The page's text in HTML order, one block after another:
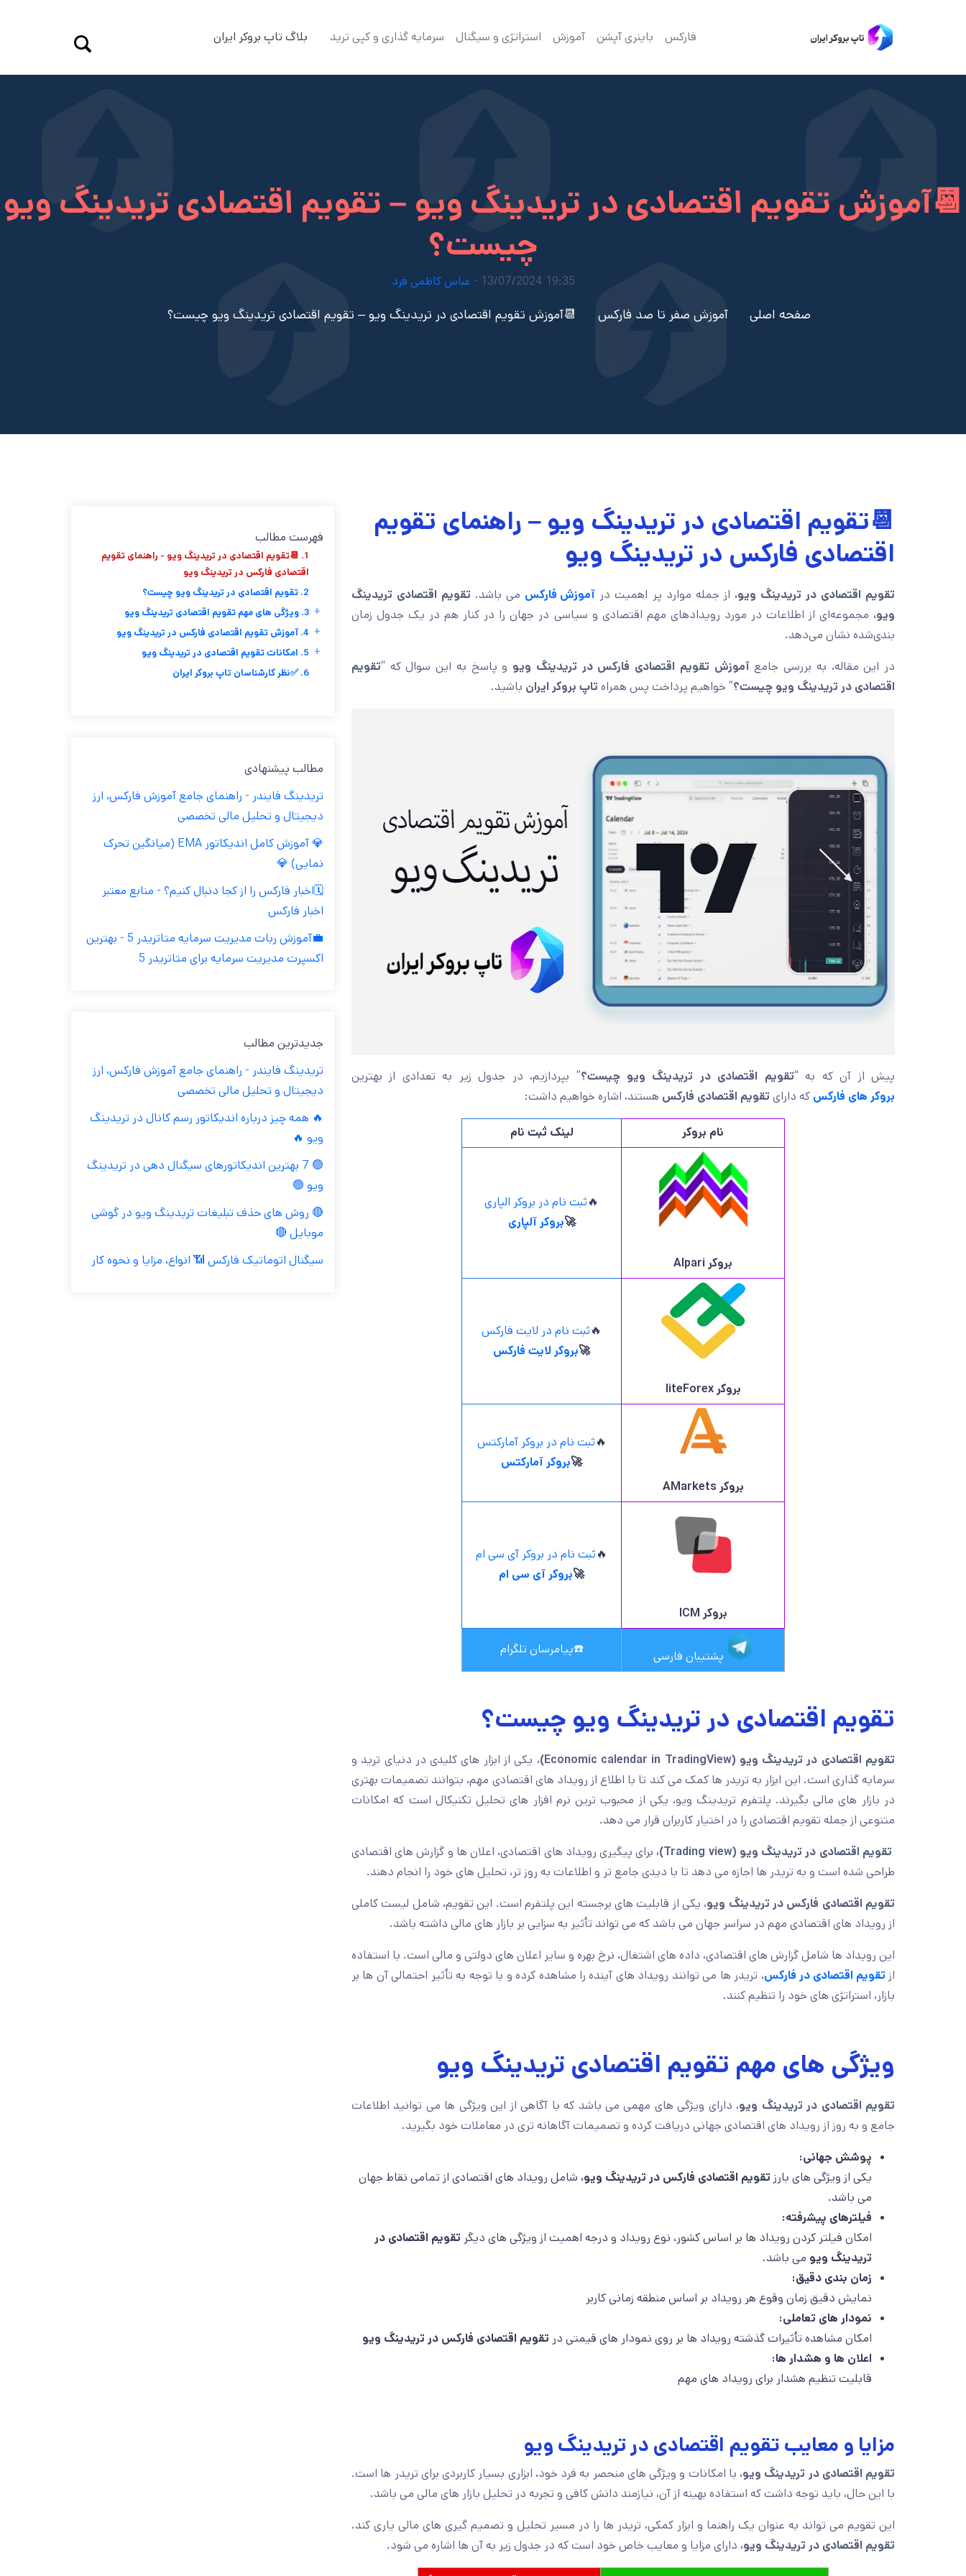
فارکس باینری آپشن آموزش استراتژی و سیگنال سرمایه گذاری و کپی ترید بلاگ تاپ بروکر ایران
📆آموزش تقویم اقتصادی در تریدینگ ویو – تقویم اقتصادی تریدینگ ویو
چیست؟
19:35 13/07/2024 - عباس کاظمی فرد
صفحه اصلی آموزش صفر تا صد فارکس 📆آموزش تقویم اقتصادی در تریدینگ ویو – تقویم اقتصادی تریدینگ ویو چیست؟
📆تقویم اقتصادی در تریدینگ ویو – راهنمای تقویم
اقتصادی فارکس در تریدینگ ویو
تقویم اقتصادی در تریدینگ ویو، از جمله موارد پر اهمیت در آموزش فارکس می باشد. تقویم اقتصادی تریدینگ
ویو، مجموعه‌‌ای از اطلاعات در مورد رویدادهای مهم اقتصادی و سیاسی در جهان را در کنار هم در یک جدول زمان
بندی‌شده نشان می‌دهد.
در این مقاله، به بررسی جامعآموزش تقویم اقتصادی فارکس در تریدینگ ویو و پاسخ به این سوال که “تقویم
اقتصادی در تریدینگ ویو چیست؟” خواهیم پرداخت پس همراه تاپ بروکر ایران باشید.
پیش از آن که به “تقویم اقتصادی در تریدینگ ویو چیست؟” بپردازیم، در جدول زیر به تعدادی از بهترین
بروکر های فارکس که دارای تقویم اقتصادی فارکس هستند، اشاره خواهیم داشت:
نام بروکر لینک ثبت نام
بروکر Alpari
🔥ثبت نام در بروکر الپاری
🚀بروکر آلپاری
بروکرliteForex
🔥ثبت نام در لایت فارکس
🚀بروکر لایت فارکس
بروکر AMarkets
🔥ثبت نام در بروکر آمارکتس
🚀بروکر آمارکتس
بروکر ICM
🔥ثبت نام در بروکر آی سی ام
🚀بروکر آی سی ام
پشتیبان فارسی ☎️پیامرسان تلگرام
تقویم اقتصادی در تریدینگ ویو چیست؟
تقویم اقتصادی در تریدینگ ویو (Economic calendar in TradingView)
، یکی از ابزار های کلیدی در دنیای ترید و
سرمایه گذاری است. این ابزار به تریدر ها کمک می کند تا با اطلاع از رویداد های اقتصادی مهم، بتوانند تصمیمات بهتری
در بازار های مالی بگیرند. پلتفرم تریدینگ ویو، یکی از محبوب ترین نرم افزار های تحلیل تکنیکال است که امکانات
متنوعی از جمله تقویم اقتصادی را در اختیار کاربران قرار می دهد.
تقویم اقتصادی در تریدینگ ویو (Trading view) ، برای پیگیری رویداد های اقتصادی، اعلان ها و گزارش های اقتصادی
طراحی شده است و به تریدر ها اجازه می دهد تا با دیدی جامع تر و اطلاعات به روز تر، تحلیل های خود را انجام دهند.
تقویم اقتصادی فارکس در تریدینگ ویو، یکی از قابلیت های برجسته این پلتفرم است. این تقویم، شامل لیست کاملی
از رویداد های اقتصادی مهم در سراسر جهان می باشد که می تواند تأثیر به سزایی بر بازار های مالی داشته باشد.
این رویداد ها شامل گزارش های اقتصادی، داده های اشتغال، نرخ بهره و سایر اعلان های دولتی و مالی است. با استفاده
از تقویم اقتصادی در فارکس، تریدر ها می توانند رویداد های آینده را مشاهده کرده و با توجه به تأثیر احتمالی آن ها بر
بازار، استراتژی های خود را تنظیم کنند.
ویژگی های مهم تقویم اقتصادی تریدینگ ویو
تقویم اقتصادی در تریدینگ ویو، دارای ویژگی های مهمی می باشد که با آگاهی از این ویژگی ها می توانید اطلاعات
جامع و به روز از رویداد های اقتصادی جهانی دریافت کرده و تصمیمات آگاهانه تری در معاملات خود بگیرید.
پوشش جهانی:
یکی از ویژگی های بارز تقویم اقتصادی فارکس در تریدینگ ویو، شامل رویداد های اقتصادی از تمامی نقاط جهان
می باشد.
فیلترهای پیشرفته:
امکان فیلتر کردن رویداد ها بر اساس کشور، نوع رویداد و درجه اهمیت از ویژگی های دیگر تقویم اقتصادی در
تریدینگ ویو می باشد.
زمان بندی دقیق:
نمایش دقیق زمان وقوع هر رویداد بر اساس منطقه زمانی کاربر
نمودار های تعاملی:
امکان مشاهده تأثیرات گذشته رویداد ها بر روی نمودار های قیمتی در تقویم اقتصادی فارکس در تریدینگ ویو
اعلان ها و هشدار ها:
قابلیت تنظیم هشدار برای رویداد های مهم
مزایا و معایب تقویم اقتصادی در تریدینگ ویو
تقویم اقتصادی در تریدینگ ویو، با امکانات و ویژگی های منحصر به فرد خود، ابزاری بسیار کاربردی برای تریدر ها است.
با این حال، باید توجه داشت که استفاده بهینه از آن، نیازمند دانش کافی و تجربه در تحلیل بازار های مالی می باشد.
این تقویم می تواند به عنوان یک راهنما و ابزار کمکی، تریدر ها را در مسیر تحلیل و تصمیم گیری های مالی یاری کند.
تقویم اقتصادی در تریدینگ ویو، دارای مزایا و معایب خاص خود است که در جدول زیر به آن ها اشاره می شود.
فهرست مطالب
1. 📆تقویم اقتصادی در تریدینگ ویو - راهنمای تقویم
اقتصادی فارکس در تریدینگ ویو
2. تقویم اقتصادی در تریدینگ ویو چیست؟
3. ویژگی های مهم تقویم اقتصادی تریدینگ ویو +
4. آموزش تقویم اقتصادی فارکس در تریدینگ ویو +
5. امکانات تقویم اقتصادی در تریدینگ ویو +
6. ✅نظر کارشناسان تاپ بروکر ایران
مطالب پیشنهادی
تریدینگ فایندر - راهنمای جامع آموزش فارکس، ارز
دیجیتال و تحلیل مالی تخصصی
💎 آموزش کامل اندیکاتور EMA (میانگین تحرک
نمایی) 💎
🗓️اخبار فارکس را از کجا دنبال کنیم؟ - منابع معتبر
اخبار فارکس
💼آموزش ربات مدیریت سرمایه متاتریدر 5 - بهترین
اکسپرت مدیریت سرمایه برای متاتریدر 5
جدیدترین مطالب
تریدینگ فایندر - راهنمای جامع آموزش فارکس، ارز
دیجیتال و تحلیل مالی تخصصی
🔥 همه چیز درباره اندیکاتور رسم کانال در تریدینگ
ویو 🔥
🟢 7 بهترین اندیکاتورهای سیگنال دهی در تریدینگ
ویو 🟢
🔴 روش های حذف تبلیغات تریدینگ ویو در گوشی
موبایل 🔴
سیگنال اتوماتیک فارکس 📶 انواع، مزایا و نحوه کار